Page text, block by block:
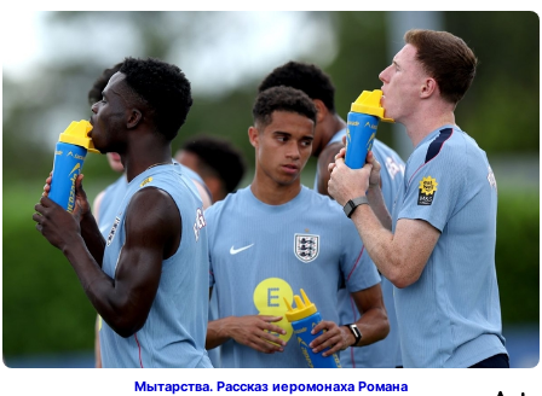
Мытарства. Рассказ иеромонаха Романа